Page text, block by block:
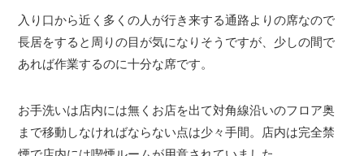
入り口から近く多くの人が行き来する通路よりの席なので
長居をすると周りの目が気になりそうですが、少しの間で
あれば作業するのに十分な席です。
お手洗いは店内には無くお店を出て対角線沿いのフロア奥
まで移動しなければならない点は少々手間。店内は完全禁